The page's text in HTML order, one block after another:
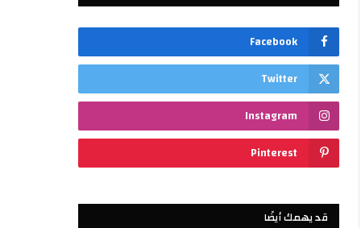
Facebook
Twitter
Instagram
Pinterest
قد يهمك أيضًا